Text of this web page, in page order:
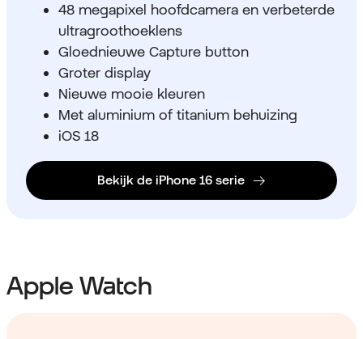
48 megapixel hoofdcamera en verbeterde
ultragroothoeklens
Gloednieuwe Capture button
Groter display
Nieuwe mooie kleuren
Met aluminium of titanium behuizing
iOS 18
Bekijk de iPhone 16 serie
Apple Watch